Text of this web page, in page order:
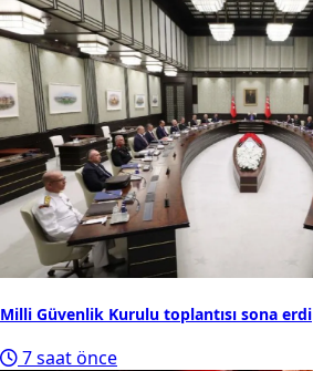
Milli Güvenlik Kurulu toplantısı sona erdi
7 saat önce